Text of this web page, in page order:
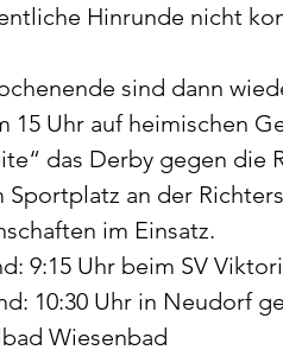
Hinrunde nicht
sind dann
15 Uhr auf heimischen
das Derby gegen
Sportplatz an der
im Einsatz.
9:15 Uhr beim SV
10:30 Uhr in Neudorf
Wiesenbad